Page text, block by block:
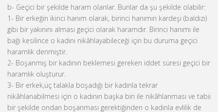
b- Geçici bir şekilde haram olanlar. Bunlar da şu şekilde olabilir:
1- Bir erkeğin ikinci hanım olarak, birinci hanımın kardeşi (baldızı)
gibi bir yakınını alması geçici olarak haramdır. Birinci hanımı ile
bağı kesilince o kadını nikâhlayabileceği için bu duruma geçici
haramlık denmiştir.
2- Boşanmış bir kadının beklemesi gereken iddet süresi geçici bir
haramlık oluşturur.
3- Bir erkek,üç talakla boşadığı bir kadınla tekrar
nikâhlanabilmesi için o kadının başka biri ile nikâhlanması ve tabii
bir şekilde ondan boşanması gerektiğinden o kadınla evlilik de